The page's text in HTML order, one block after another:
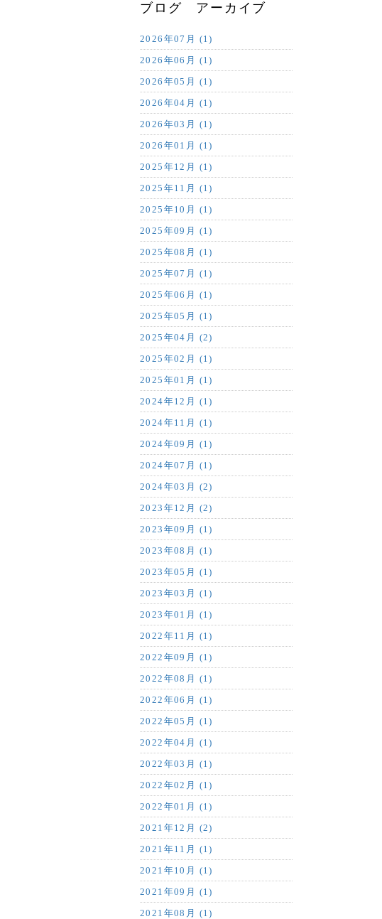
ブログ アーカイブ
2026年07月 (1)
2026年06月 (1)
2026年05月 (1)
2026年04月 (1)
2026年03月 (1)
2026年01月 (1)
2025年12月 (1)
2025年11月 (1)
2025年10月 (1)
2025年09月 (1)
2025年08月 (1)
2025年07月 (1)
2025年06月 (1)
2025年05月 (1)
2025年04月 (2)
2025年02月 (1)
2025年01月 (1)
2024年12月 (1)
2024年11月 (1)
2024年09月 (1)
2024年07月 (1)
2024年03月 (2)
2023年12月 (2)
2023年09月 (1)
2023年08月 (1)
2023年05月 (1)
2023年03月 (1)
2023年01月 (1)
2022年11月 (1)
2022年09月 (1)
2022年08月 (1)
2022年06月 (1)
2022年05月 (1)
2022年04月 (1)
2022年03月 (1)
2022年02月 (1)
2022年01月 (1)
2021年12月 (2)
2021年11月 (1)
2021年10月 (1)
2021年09月 (1)
2021年08月 (1)